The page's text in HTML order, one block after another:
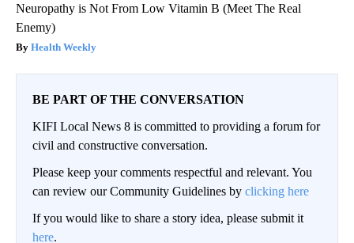
Neuropathy is Not From Low Vitamin B (Meet The Real
Enemy)
Health Weekly
BE PART OF THE CONVERSATION
KIFI Local News 8 is committed to providing a forum for
civil and constructive conversation.
Please keep your comments respectful and relevant. You
can review our Community Guidelines by clicking here
If you would like to share a story idea, please submit it
here.